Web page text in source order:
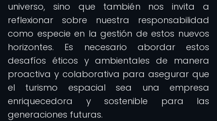
universo, sino que también nos invita a
reflexionar sobre nuestra responsabilidad
como especie en la gestión de estos nuevos
horizontes. Es necesario abordar estos
desafíos éticos y ambientales de manera
proactiva y colaborativa para asegurar que
el turismo espacial sea una empresa
enriquecedora y sostenible para las
generaciones futuras.